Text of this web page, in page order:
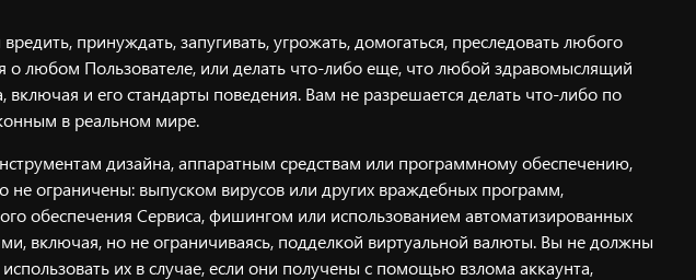
принуждать, запугивать, угрожать, домогаться, преследовать любого
о любом Пользователе, или делать что-либо еще, что любой здравомыслящий
и его стандарты поведения. Вам не разрешается делать что-либо по
в реальном мире.
дизайна, аппаратным средствам или программному обеспечению,
ограничены: выпуском вирусов или других враждебных программ,
обеспечения Сервиса, фишингом или использованием автоматизированных
включая, но не ограничиваясь, подделкой виртуальной валюты. Вы не должны
их в случае, если они получены с помощью взлома аккаунта,